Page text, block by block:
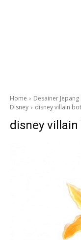
Home
Desainer
Disney
disney villain
disney